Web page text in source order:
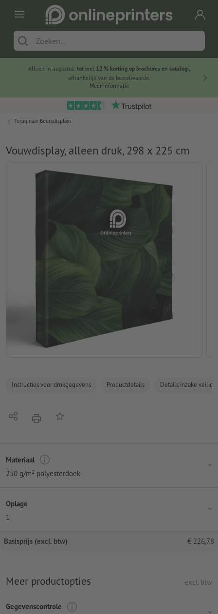
Alleen in augustus: tot wel 12 % korting op brochures en catalogi,
afhankelijk van de bestelwaarde.
Meer informatie
Terug naar Beursdisplays
Vouwdisplay, alleen druk, 298 x 225 cm
Instructies voor drukgegevens Productdetails Details inzake
Delen afdrukkenOp de lijst
Materiaal
250 g/m² polyesterdoek
Oplage
1
Basisprijs (excl. btw) € 226,78
Meer productopties excl. btw
Gegevenscontrole